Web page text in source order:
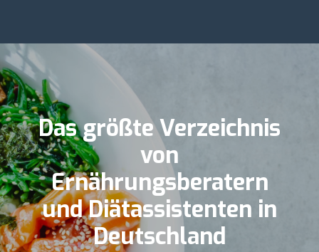
Das größte Verzeichnis
von
Ernährungsberatern
und Diätassistenten in
Deutschland